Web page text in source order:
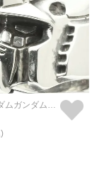
機動戦士ガンダムガンダムフェイスリング-SILVER-/指輪